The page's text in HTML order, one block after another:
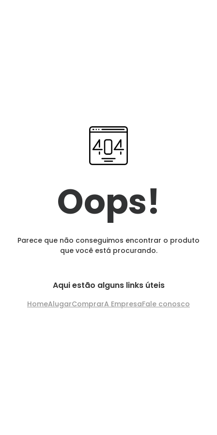
Oops!
Parece que não conseguimos encontrar o produto
que você está procurando.
Aqui estão alguns links úteis
HomeAlugarComprarA EmpresaFale conosco